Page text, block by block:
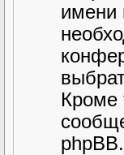
имени
Кроме
phpBB.